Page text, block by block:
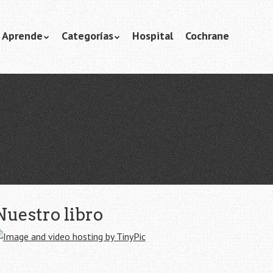
Aprende Categorías Hospital Cochrane
libro